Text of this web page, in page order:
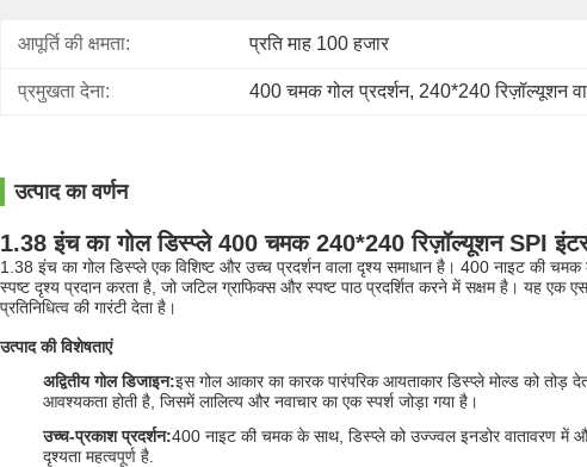
आपूर्ति की क्षमता: प्रति माह 100 हजार
प्रमुखता देना: 400 चमक गोल प्रदर्शन, 240*240 रिज़ॉल्यूशन
उत्पाद का वर्णन
1.38 इंच का गोल डिस्प्ले 400 चमक 240*240 रिज़ॉल्यूशन SPI
1.38 इंच का गोल डिस्प्ले एक विशिष्ट और उच्च प्रदर्शन वाला दृश्य समाधान है। 400 नाइट की
स्पष्ट दृश्य प्रदान करता है, जो जटिल ग्राफिक्स और स्पष्ट पाठ प्रदर्शित करने में सक्षम है। यह
प्रतिनिधित्व की गारंटी देता है।
उत्पाद की विशेषताएं
अद्वितीय गोल डिजाइन:इस गोल आकार का कारक पारंपरिक आयताकार डिस्प्ले मोल्ड को तोड़
आवश्यकता होती है, जिसमें लालित्य और नवाचार का एक स्पर्श जोड़ा गया है।
उच्च-प्रकाश प्रदर्शन:400 नाइट की चमक के साथ, डिस्प्ले को उज्ज्वल इनडोर वातावरण में
दृश्यता महत्वपूर्ण है.